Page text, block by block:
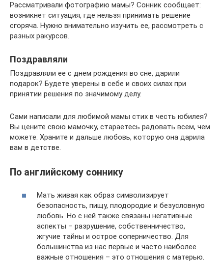
Рассматривали фотографию мамы? Сонник сообщает:
возникнет ситуация, где нельзя принимать решение
сгоряча. Нужно внимательно изучить ее, рассмотреть с
разных ракурсов.
Поздравляли
Поздравляли ее с днем рождения во сне, дарили
подарок? Будете уверены в себе и своих силах при
принятии решения по значимому делу.
Сами написали для любимой мамы стих в честь юбилея?
Вы цените свою мамочку, стараетесь радовать всем, чем
можете. Храните и дальше любовь, которую она дарила
вам в детстве.
По английскому соннику
Мать живая как образ символизирует
безопасность, пищу, плодородие и безусловную
любовь. Но с ней также связаны негативные
аспекты – разрушение, собственничество,
жгучие тайны и острое соперничество. Для
большинства из нас первые и часто наиболее
важные отношения – это отношения с матерью.